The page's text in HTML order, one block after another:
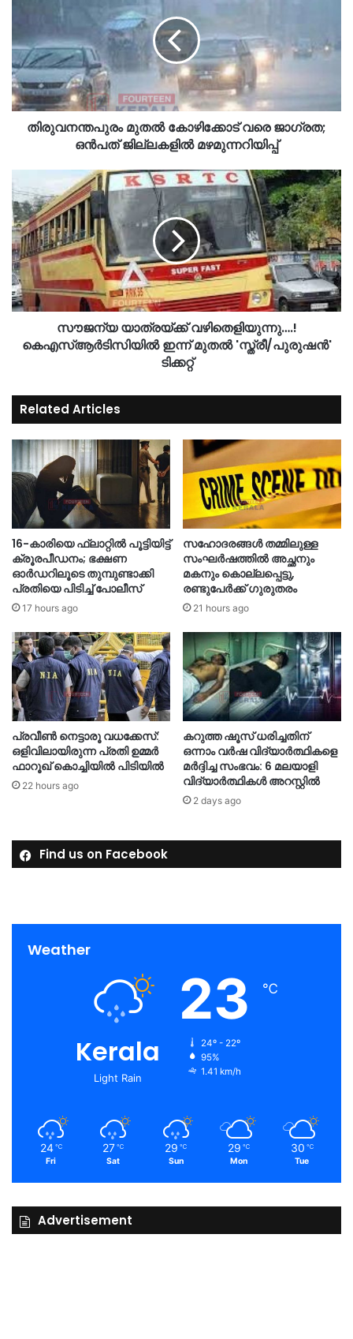
തിരുവനന്തപുരം മുതൽ കോഴിക്കോട് വരെ ജാഗ്രത;
ഒൻപത് ജില്ലകളിൽ മഴമുന്നറിയിപ്പ്
സൗജന്യ യാത്രയ്ക്ക് വഴിതെളിയുന്നു….!
കെഎസ്ആർടിസിയിൽ ഇന്ന് മുതൽ 'സ്ത്രീ/പുരുഷൻ'
ടിക്കറ്റ്
Related Articles
16-കാരിയെ ഫ്ലാറ്റിൽ പൂട്ടിയിട്ട്
ക്രൂരപീഡനം; ഭക്ഷണ
ഓർഡറിലൂടെ തുമ്പുണ്ടാക്കി
പ്രതിയെ പിടിച്ച് പോലീസ്
17 hours ago
സഹോദരങ്ങൾ തമ്മിലുള്ള
സംഘർഷത്തിൽ അച്ഛനും
മകനും കൊല്ലപ്പെട്ടു,
രണ്ടുപേർക്ക് ഗുരുതരം
21 hours ago
പ്രവീൺ നെട്ടാരൂ വധക്കേസ്:
ഒളിവിലായിരുന്ന പ്രതി ഉമ്മർ
ഫാറൂഖ് കൊച്ചിയിൽ പിടിയിൽ
22 hours ago
കറുത്ത ഷൂസ് ധരിച്ചതിന്
ഒന്നാം വർഷ വിദ്യാർത്ഥികളെ
മർദ്ദിച്ച സംഭവം: 6 മലയാളി
വിദ്യാർത്ഥികൾ അറസ്റ്റിൽ
2 days ago
Find us on Facebook
Weather
Kerala
Light Rain
23 ℃
24º - 22º
95%
1.41 km/h
24 ℃
Fri
27 ℃
Sat
29 ℃
Sun
29 ℃
Mon
30 ℃
Tue
Advertisement